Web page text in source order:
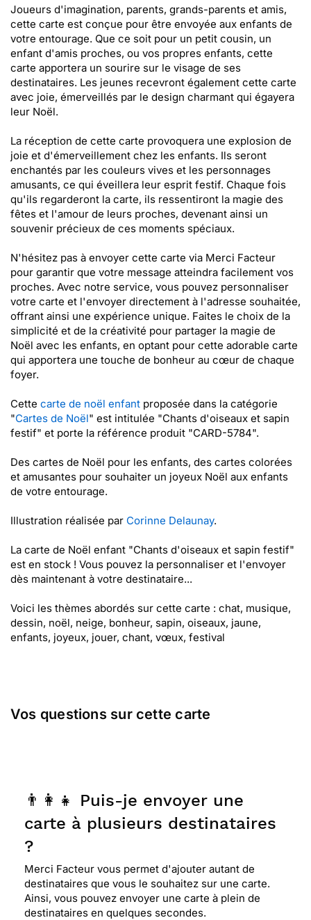
Joueurs d'imagination, parents, grands-parents et amis,
cette carte est conçue pour être envoyée aux enfants de
votre entourage. Que ce soit pour un petit cousin, un
enfant d'amis proches, ou vos propres enfants, cette
carte apportera un sourire sur le visage de ses
destinataires. Les jeunes recevront également cette carte
avec joie, émerveillés par le design charmant qui égayera
leur Noël.
La réception de cette carte provoquera une explosion de
joie et d'émerveillement chez les enfants. Ils seront
enchantés par les couleurs vives et les personnages
amusants, ce qui éveillera leur esprit festif. Chaque fois
qu'ils regarderont la carte, ils ressentiront la magie des
fêtes et l'amour de leurs proches, devenant ainsi un
souvenir précieux de ces moments spéciaux.
N'hésitez pas à envoyer cette carte via Merci Facteur
pour garantir que votre message atteindra facilement vos
proches. Avec notre service, vous pouvez personnaliser
votre carte et l'envoyer directement à l'adresse souhaitée,
offrant ainsi une expérience unique. Faites le choix de la
simplicité et de la créativité pour partager la magie de
Noël avec les enfants, en optant pour cette adorable carte
qui apportera une touche de bonheur au cœur de chaque
foyer.
Cette carte de noël enfant proposée dans la catégorie
"Cartes de Noël" est intitulée "Chants d'oiseaux et sapin
festif" et porte la référence produit "CARD-5784".
Des cartes de Noël pour les enfants, des cartes colorées
et amusantes pour souhaiter un joyeux Noël aux enfants
de votre entourage.
Illustration réalisée par Corinne Delaunay.
La carte de Noël enfant "Chants d'oiseaux et sapin festif"
est en stock ! Vous pouvez la personnaliser et l'envoyer
dès maintenant à votre destinataire...
Voici les thèmes abordés sur cette carte : chat, musique,
dessin, noël, neige, bonheur, sapin, oiseaux, jaune,
enfants, joyeux, jouer, chant, vœux, festival
Vos questions sur cette carte
👨‍👩‍👧 Puis-je envoyer une
carte à plusieurs destinataires
?
Merci Facteur vous permet d'ajouter autant de
destinataires que vous le souhaitez sur une carte.
Ainsi, vous pouvez envoyer une carte à plein de
destinataires en quelques secondes.